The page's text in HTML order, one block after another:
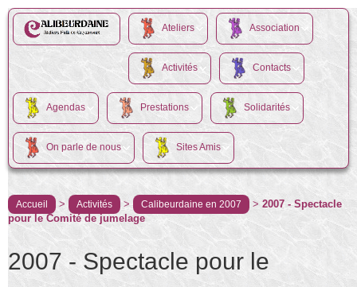
Ateliers Association
Activités Contacts
Agendas Prestations Solidarités
On parle de nous Sites Amis
Accueil > Activités > Calibeurdaine en 2007 > 2007 - Spectacle
pour le Comité de jumelage
2007 - Spectacle pour le